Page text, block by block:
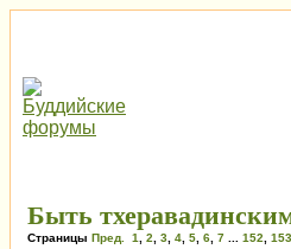
Быть
Страницы Пред. 1 2 3 4 5 6 7 152 153